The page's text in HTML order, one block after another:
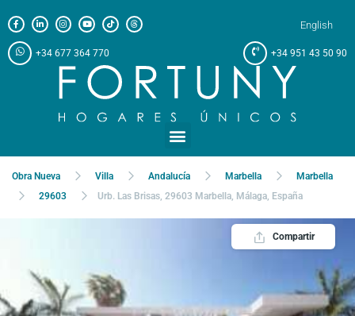
English
+34 677 364 770 +34 951 43 50 90
Obra Nueva Villa Andalucía Marbella
Marbella
29603
Urb. Las Brisas, 29603 Marbella, Málaga, España
Compartir